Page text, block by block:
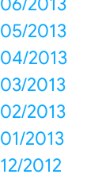
05/2013
04/2013
03/2013
02/2013
01/2013
12/2012